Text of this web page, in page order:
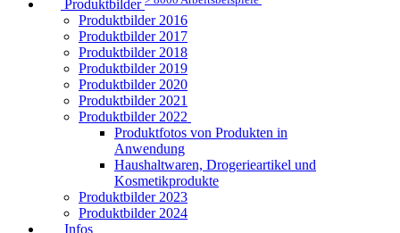
Produktbilder
Produktbilder 2016
Produktbilder 2017
Produktbilder 2018
Produktbilder 2019
Produktbilder 2020
Produktbilder 2021
Produktbilder 2022
Produktfotos von Produkten in
Anwendung
Haushaltwaren, Drogerieartikel und
Kosmetikprodukte
Produktbilder 2023
Produktbilder 2024
Infos